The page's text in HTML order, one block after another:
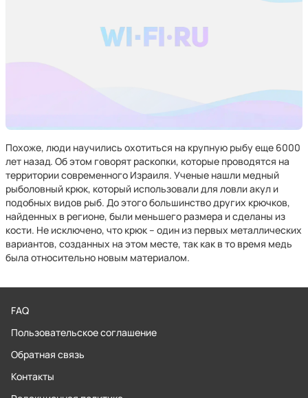
Похоже, люди научились охотиться на крупную рыбу еще 6000
лет назад. Об этом говорят раскопки, которые проводятся на
территории современного Израиля. Ученые нашли медный
рыболовный крюк, который использовали для ловли акул и
подобных видов рыб. До этого большинство других крючков,
найденных в регионе, были меньшего размера и сделаны из
кости. Не исключено, что крюк – один из первых металлических
вариантов, созданных на этом месте, так как в то время медь
была относительно новым материалом.
FAQ
Пользовательское соглашение
Обратная связь
Контакты